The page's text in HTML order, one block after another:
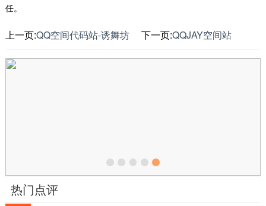
任。
上一页:QQ空间代码站-诱舞坊 下一页:QQJAY空间站
热门点评